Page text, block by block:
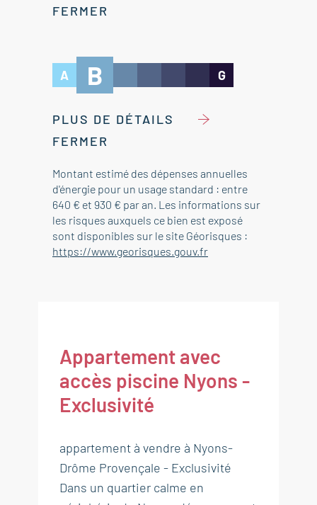
FERMER
A B G
PLUS DE DÉTAILS
FERMER
Montant estimé des dépenses annuelles
d'énergie pour un usage standard : entre
640 € et 930 € par an. Les informations sur
les risques auxquels ce bien est exposé
sont disponibles sur le site Géorisques :
https://www.georisques.gouv.fr
Appartement avec
accès piscine Nyons -
Exclusivité
appartement à vendre à Nyons-
Drôme Provençale - Exclusivité
Dans un quartier calme en